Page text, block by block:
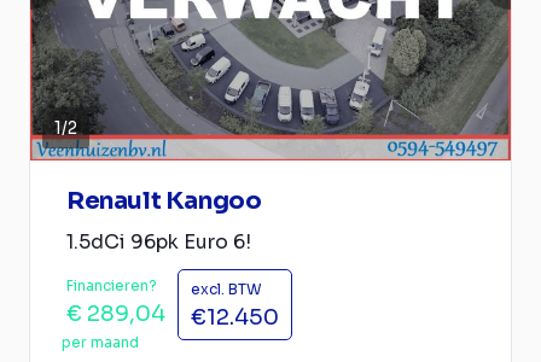
1/2
Renault Kangoo
1.5dCi 96pk Euro 6!
Financieren?
€ 289,04
per maand
excl. BTW
€12.450